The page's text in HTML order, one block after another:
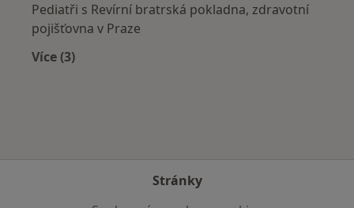
Pediatři s Revírní bratrská pokladna, zdravotní
pojišťovna v Praze
Více (3)
Stránky